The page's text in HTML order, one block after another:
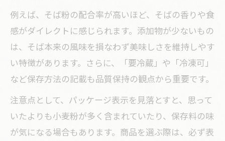
例えば、そば粉の配合率が高いほど、そばの香りや食
感がダイレクトに感じられます。添加物が少ないもの
は、そば本来の風味を損なわず美味しさを維持しやす
い特徴があります。さらに、「要冷蔵」や「冷凍可」
など保存方法の記載も品質保持の観点から重要です。
注意点として、パッケージ表示を見落とすと、思って
いたよりも小麦粉が多く含まれていたり、保存料の味
が気になる場合もあります。商品を選ぶ際は、必ず表